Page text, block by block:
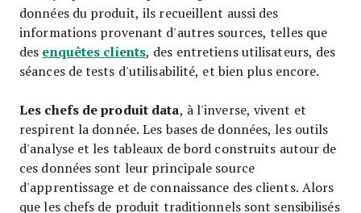
données du produit, ils recueillent aussi des
informations provenant d'autres sources, telles que
des enquêtes clients, des entretiens utilisateurs, des
séances de tests d'utilisabilité, et bien plus encore.
Les chefs de produit data, à l'inverse, vivent et
respirent la donnée. Les bases de données, les outils
d'analyse et les tableaux de bord construits autour de
ces données sont leur principale source
d'apprentissage et de connaissance des clients. Alors
que les chefs de produit traditionnels sont sensibilisés